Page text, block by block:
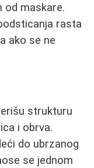
maskare.
rasta
ako se ne
strukturu
i obrva.
do ubrzanog
se jednom